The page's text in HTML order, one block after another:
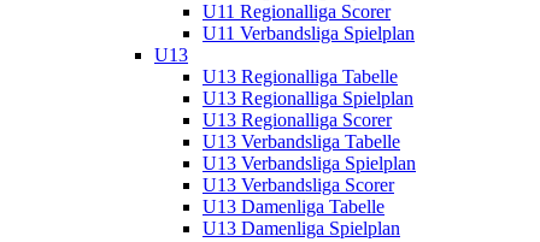
U11 Regionalliga Scorer
U11 Verbandsliga Spielplan
U13
U13 Regionalliga Tabelle
U13 Regionalliga Spielplan
U13 Regionalliga Scorer
U13 Verbandsliga Tabelle
U13 Verbandsliga Spielplan
U13 Verbandsliga Scorer
U13 Damenliga Tabelle
U13 Damenliga Spielplan